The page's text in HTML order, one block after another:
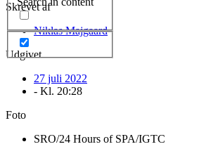
Skrevet af
Niklas Majgaard
Udgivet
27 juli 2022
- Kl. 20:28
Foto
SRO/24 Hours of SPA/IGTC